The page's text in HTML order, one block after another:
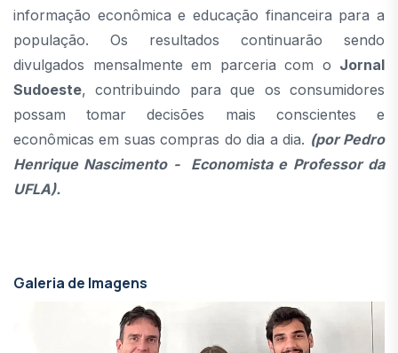
informação econômica e educação financeira para a
população. Os resultados continuarão sendo
divulgados mensalmente em parceria com o Jornal
Sudoeste, contribuindo para que os consumidores
possam tomar decisões mais conscientes e
econômicas em suas compras do dia a dia. (por Pedro
Henrique Nascimento - Economista e Professor da
UFLA).
Galeria de Imagens